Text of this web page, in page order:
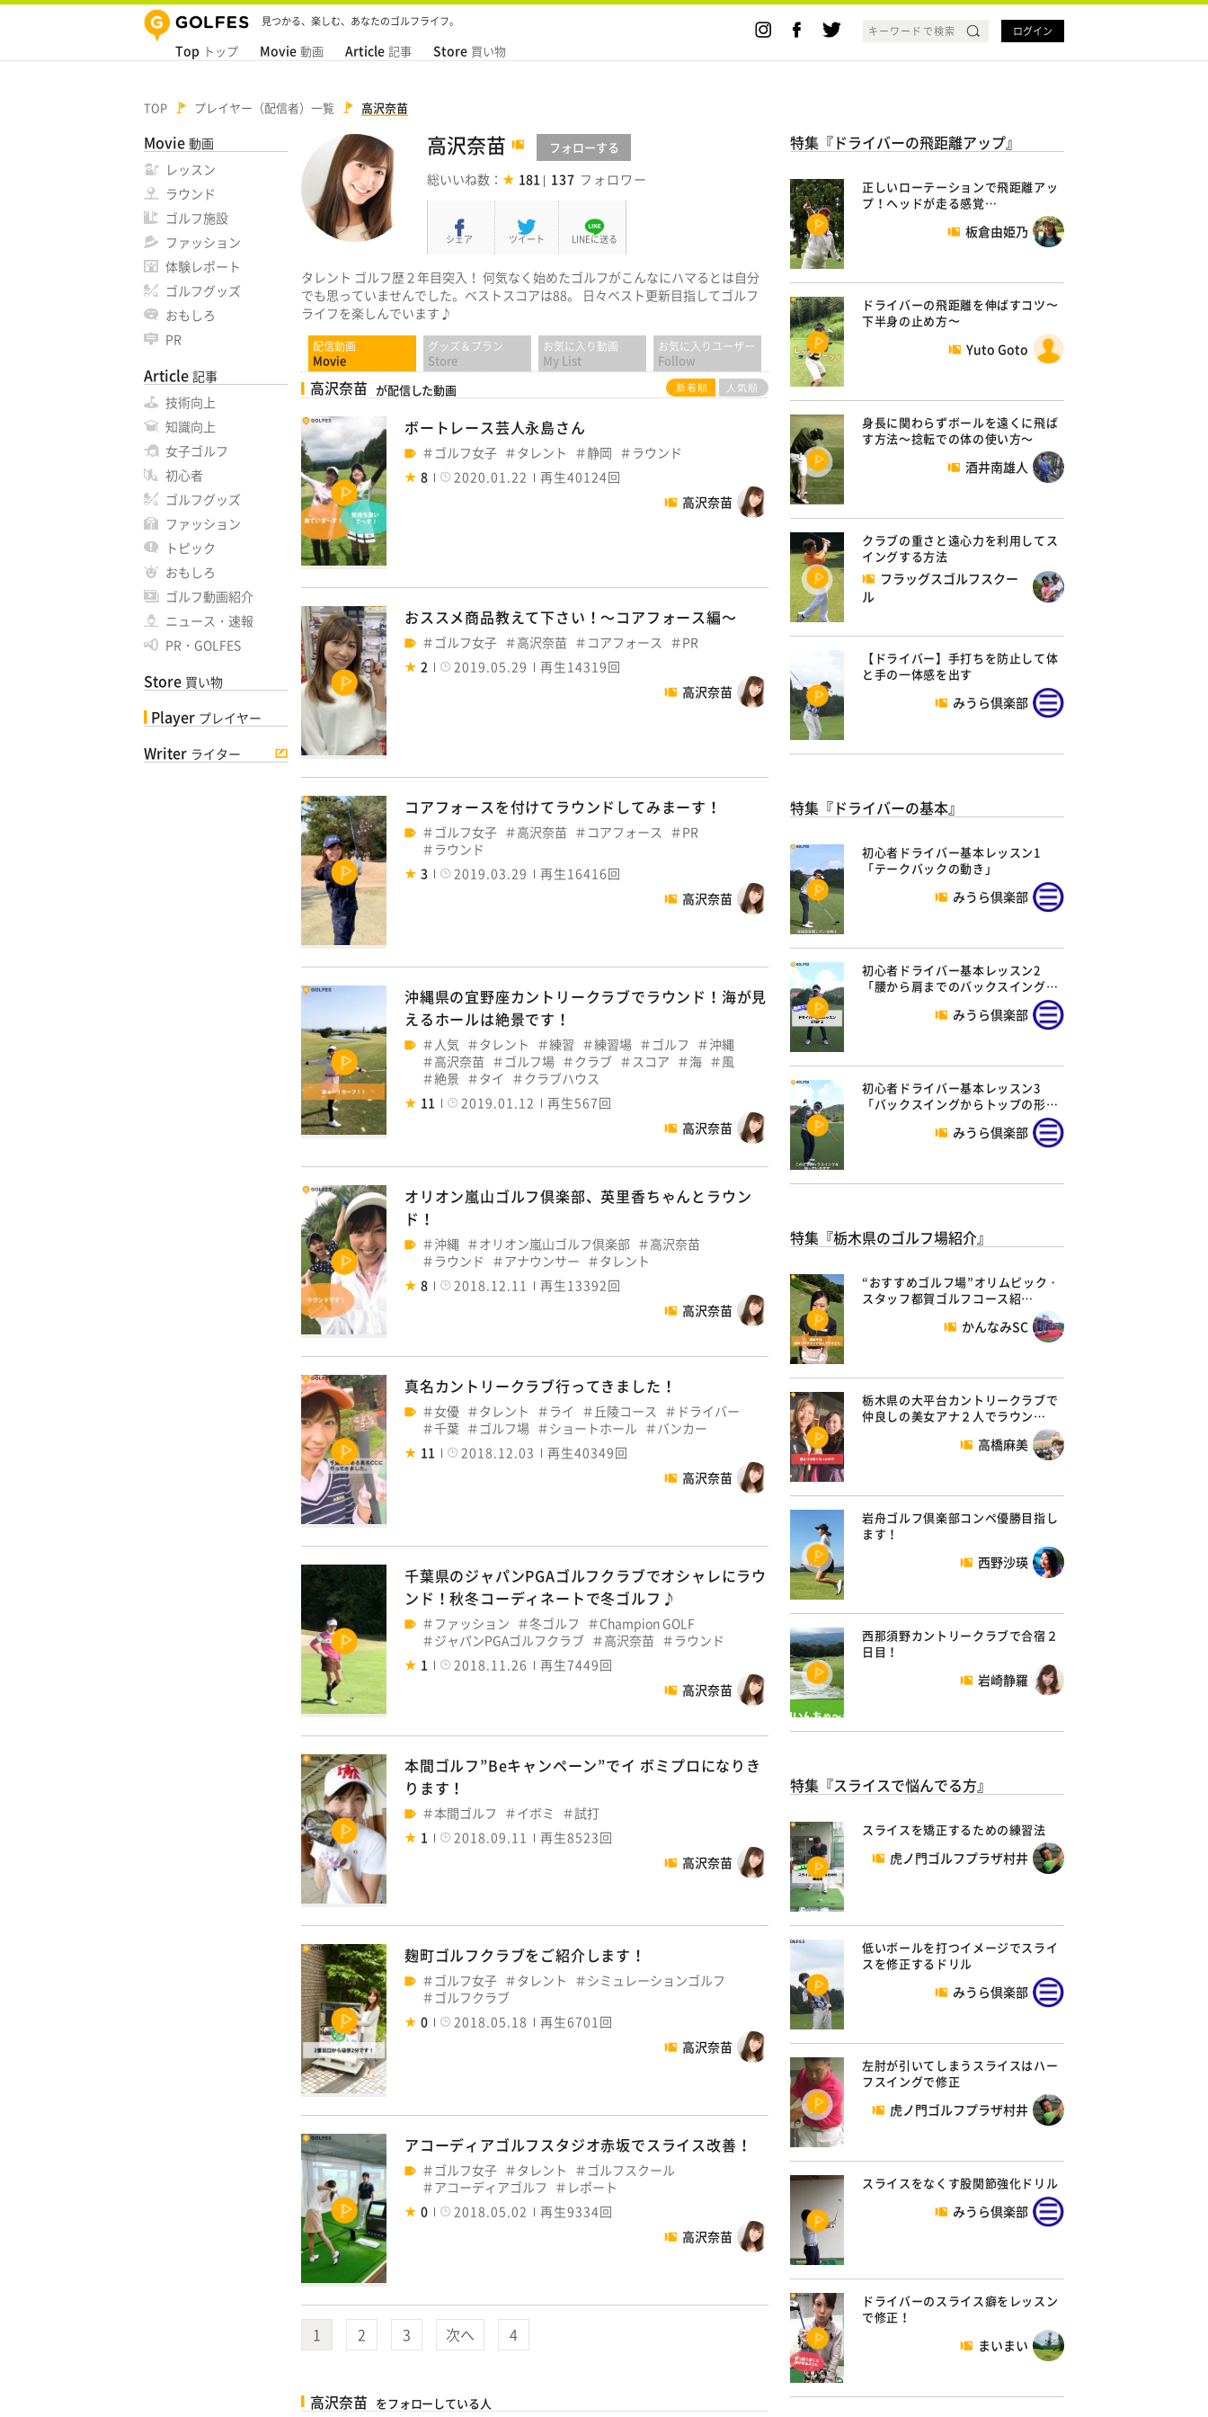
見つかる、楽しむ、あなたのゴルフライフ。
Top トップ Movie 動画 Article 記事 Store 買い物
ログイン
TOP プレイヤー（配信者）一覧 高沢奈苗
Movie 動画
レッスン
ラウンド
ゴルフ施設
ファッション
体験レポート
ゴルフグッズ
おもしろ
PR
Article 記事
技術向上
知識向上
女子ゴルフ
初心者
ゴルフグッズ
ファッション
トピック
おもしろ
ゴルフ動画紹介
ニュース・速報
PR・GOLFES
Store 買い物
Player プレイヤー
Writer ライター
高沢奈苗 フォローする
総いいね数： 181 137
シェア ツイート LINEに送る
タレント ゴルフ歴２年目突入！ 何気なく始めたゴルフがこんなにハマるとは自分
でも思っていませんでした。ベストスコアは88。 日々ベスト更新目指してゴルフ
ライフを楽しんでいます♪
配信動画
Movie
グッズ＆プラン
Store
お気に入り動画
My List
お気に入りユーザー
Follow
高沢奈苗 が配信した動画 新着順 人気順
ボートレース芸人永島さん
ゴルフ女子 タレント 静岡
ラウンド
8
2020.01.22
再生40124回
高沢奈苗
おススメ商品教えて下さい！～コアフォース編～
ゴルフ女子 高沢奈苗 コアフォース
PR
2
2019.05.29
再生14319回
高沢奈苗
コアフォースを付けてラウンドしてみまーす！
ゴルフ女子 高沢奈苗 コアフォース
PR
ラウンド
3
2019.03.29
再生16416回
高沢奈苗
沖縄県の宜野座カントリークラブでラウンド！海が見
えるホールは絶景です！
人気 タレント 練習 練習場 ゴルフ
沖縄
高沢奈苗
ゴルフ場 クラブ スコア 海
風
絶景
タイ
クラブハウス
11
2019.01.12
再生567回
高沢奈苗
オリオン嵐山ゴルフ倶楽部、英里香ちゃんとラウン
ド！
沖縄 オリオン嵐山ゴルフ倶楽部
高沢奈苗
ラウンド
アナウンサー
タレント
8
2018.12.11
再生13392回
高沢奈苗
真名カントリークラブ行ってきました！
女優 タレント ライ 丘陵コース
ドライバー
千葉
ゴルフ場 ショートホール
バンカー
11
2018.12.03
再生40349回
高沢奈苗
千葉県のジャパンPGAゴルフクラブでオシャレにラウ
ンド！秋冬コーディネートで冬ゴルフ♪
ファッション 冬ゴルフ
Champion GOLF
ジャパンPGAゴルフクラブ
高沢奈苗
ラウンド
1
2018.11.26
再生7449回
高沢奈苗
本間ゴルフ”Beキャンペーン”でイ ボミプロになりき
ります！
本間ゴルフ イボミ
試打
1
2018.09.11
再生8523回
高沢奈苗
麹町ゴルフクラブをご紹介します！
ゴルフ女子 タレント
シミュレーションゴルフ
ゴルフクラブ
0
2018.05.18
再生6701回
高沢奈苗
アコーディアゴルフスタジオ赤坂でスライス改善！
ゴルフ女子 タレント
ゴルフスクール
アコーディアゴルフ
レポート
0
2018.05.02
再生9334回
高沢奈苗
1 2 3 次へ 4
高沢奈苗 をフォローしている人
特集『ドライバーの飛距離アップ』
正しいローテーションで飛距離アッ
プ！ヘッドが走る感覚…
板倉由姫乃
ドライバーの飛距離を伸ばすコツ〜
下半身の止め方〜
Yuto Goto
身長に関わらずボールを遠くに飛ば
す方法～捻転での体の使い方～
酒井南雄人
クラブの重さと遠心力を利用してス
イングする方法
フラッグスゴルフスクー
ル
【ドライバー】手打ちを防止して体
と手の一体感を出す
みうら倶楽部
特集『ドライバーの基本』
初心者ドライバー基本レッスン1
「テークバックの動き」
みうら倶楽部
初心者ドライバー基本レッスン2
「腰から肩までのバックスイング…
みうら倶楽部
初心者ドライバー基本レッスン3
「バックスイングからトップの形…
みうら倶楽部
特集『栃木県のゴルフ場紹介』
“おすすめゴルフ場”オリムピック・
スタッフ都賀ゴルフコース紹…
かんなみSC
栃木県の大平台カントリークラブで
仲良しの美女アナ２人でラウン…
高橋麻美
岩舟ゴルフ倶楽部コンペ優勝目指し
ます！
西野沙瑛
西那須野カントリークラブで合宿２
日目！
岩崎静羅
特集『スライスで悩んでる方』
スライスを矯正するための練習法
虎ノ門ゴルフプラザ村井
低いボールを打つイメージでスライ
スを修正するドリル
みうら倶楽部
左肘が引いてしまうスライスはハー
フスイングで修正
虎ノ門ゴルフプラザ村井
スライスをなくす股関節強化ドリル
みうら倶楽部
ドライバーのスライス癖をレッスン
で修正！
まいまい